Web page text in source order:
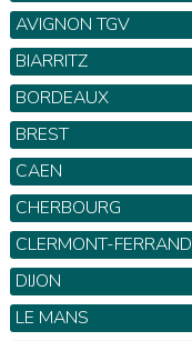
AVIGNON TGV
BIARRITZ
BORDEAUX
BREST
CAEN
CHERBOURG
CLERMONT-FERRAND
DIJON
LE MANS